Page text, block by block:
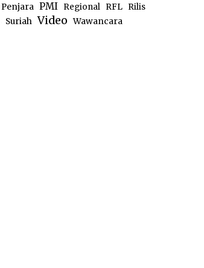
Penjara PMI Regional RFL
Rilis
Suriah Video Wawancara